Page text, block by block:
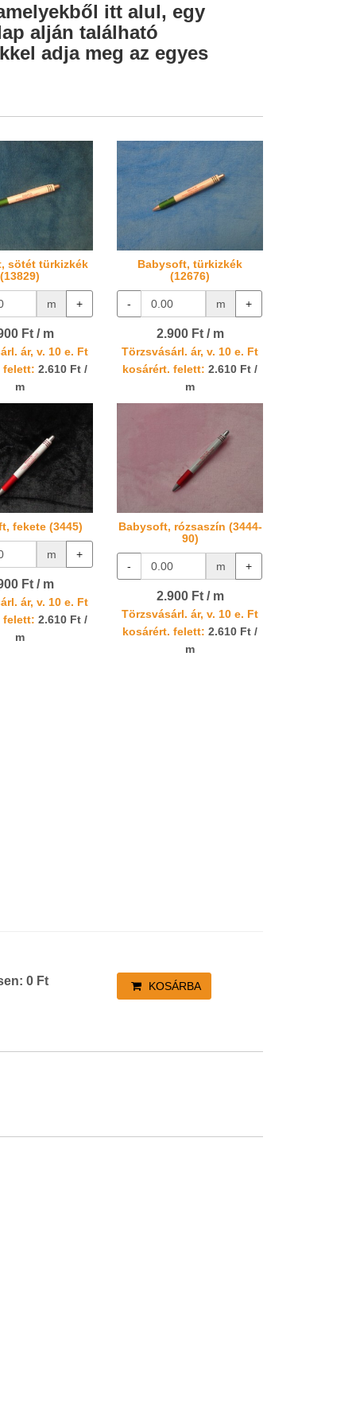
itt alul, egy
alján található
adja meg az egyes
sötét türkizkék
(13829)
m +
Ft / m
ár, v. 10 e. Ft
felett: 2.610 Ft /
m
Babysoft, türkizkék
(12676)
- m +
2.900 Ft / m
Törzsvásárl. ár, v. 10 e. Ft
kosárért. felett: 2.610 Ft /
m
fekete (3445)
m +
Ft / m
ár, v. 10 e. Ft
felett: 2.610 Ft /
m
Babysoft, rózsaszín (3444-
90)
- m +
2.900 Ft / m
Törzsvásárl. ár, v. 10 e. Ft
kosárért. felett: 2.610 Ft /
m
0Ft KOSÁRBA